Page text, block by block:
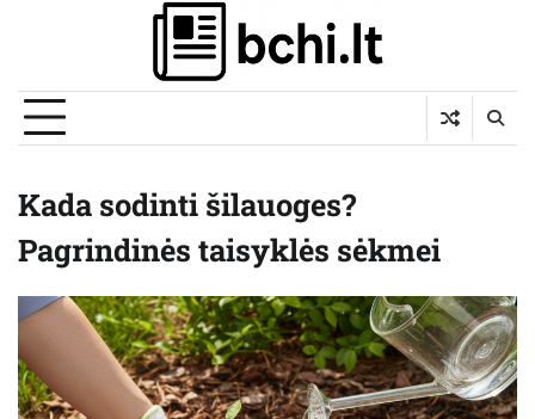
Kada sodinti šilauoges?
Pagrindinės taisyklės sėkmei